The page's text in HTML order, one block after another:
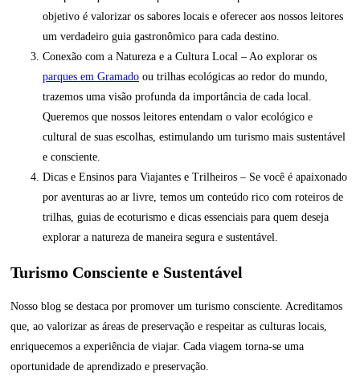
objetivo é valorizar os sabores locais e oferecer aos nossos leitores
um verdadeiro guia gastronômico para cada destino.
Conexão com a Natureza e a Cultura Local – Ao explorar os
parques em Gramado ou trilhas ecológicas ao redor do mundo,
trazemos uma visão profunda da importância de cada local.
Queremos que nossos leitores entendam o valor ecológico e
cultural de suas escolhas, estimulando um turismo mais sustentável
e consciente.
Dicas e Ensinos para Viajantes e Trilheiros – Se você é apaixonado
por aventuras ao ar livre, temos um conteúdo rico com roteiros de
trilhas, guias de ecoturismo e dicas essenciais para quem deseja
explorar a natureza de maneira segura e sustentável.
Turismo Consciente e Sustentável
Nosso blog se destaca por promover um turismo consciente. Acreditamos
que, ao valorizar as áreas de preservação e respeitar as culturas locais,
enriquecemos a experiência de viajar. Cada viagem torna-se uma
oportunidade de aprendizado e preservação.